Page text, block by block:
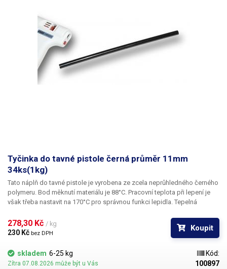
Tyčinka do tavné pistole černá průměr 11mm
34ks(1kg)
Tato náplň do tavné pistole je vyrobena ze zcela neprůhledného černého
polymeru. Bod měknutí materiálu je 88°C. Pracovní teplota při lepení je
však třeba nastavit na 170°C pro správnou funkci lepidla. Tepelná
278,30 Kč / kg
230 Kč bez DPH
Koupit
skladem 6-25 kg
Zítra 07.08.2026 může být u Vás
Kód:
100897